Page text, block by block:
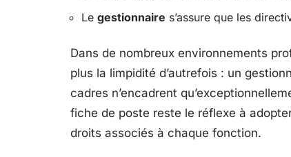
Le gestionnaire s’assure que les
Dans de nombreux environnements
plus la limpidité d’autrefois : un
cadres n’encadrent
fiche de poste reste le réflexe à
droits associés à chaque fonction.